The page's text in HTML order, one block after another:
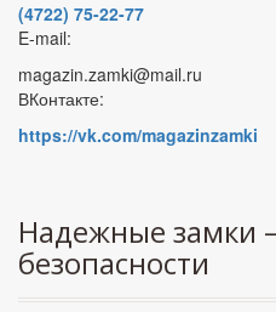
(4722) 75-22-77
E-mail:
magazin.zamki@mail.ru
ВКонтакте:
https://vk.com/magazinzamki
Надежные замки
безопасности